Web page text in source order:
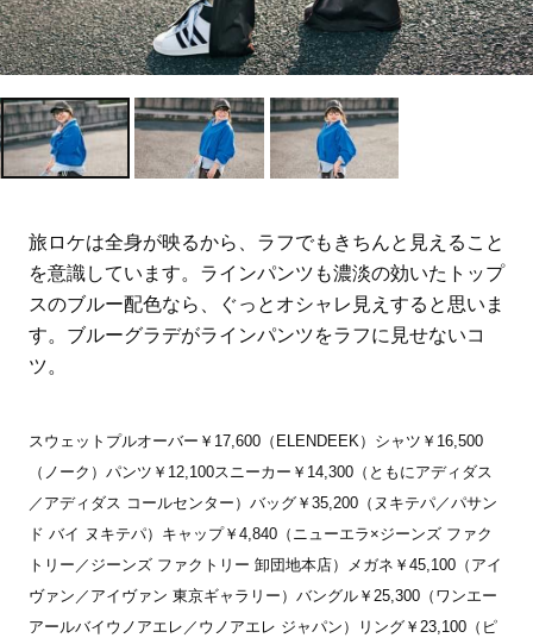
旅ロケは全身が映るから、ラフでもきちんと見えること
を意識しています。ラインパンツも濃淡の効いたトップ
スのブルー配色なら、ぐっとオシャレ見えすると思いま
す。ブルーグラデがラインパンツをラフに見せないコ
ツ。
スウェットプルオーバー￥17,600（ELENDEEK）シャツ￥16,500
（ノーク）パンツ￥12,100スニーカー￥14,300（ともにアディダス
／アディダス コールセンター）バッグ￥35,200（ヌキテパ／パサン
ド バイ ヌキテパ）キャップ￥4,840（ニューエラ×ジーンズ ファク
トリー／ジーンズ ファクトリー 卸団地本店）メガネ￥45,100（アイ
ヴァン／アイヴァン 東京ギャラリー）バングル￥25,300（ワンエー
アールバイウノアエレ／ウノアエレ ジャパン）リング￥23,100（ピ